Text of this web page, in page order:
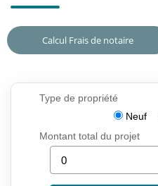
Calcul Frais de notaire